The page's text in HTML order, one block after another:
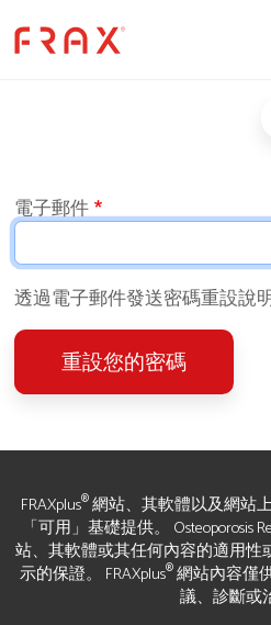
電子郵件
透過電子郵件發送密碼重設說明
重設您的密碼
FRAXplus®網站、其軟體以及網站
「可用」基礎提供。 Osteoporosis
站、其軟體或其任何內容的適用
示的保證。 FRAXplus®網站內容僅
議、診斷或